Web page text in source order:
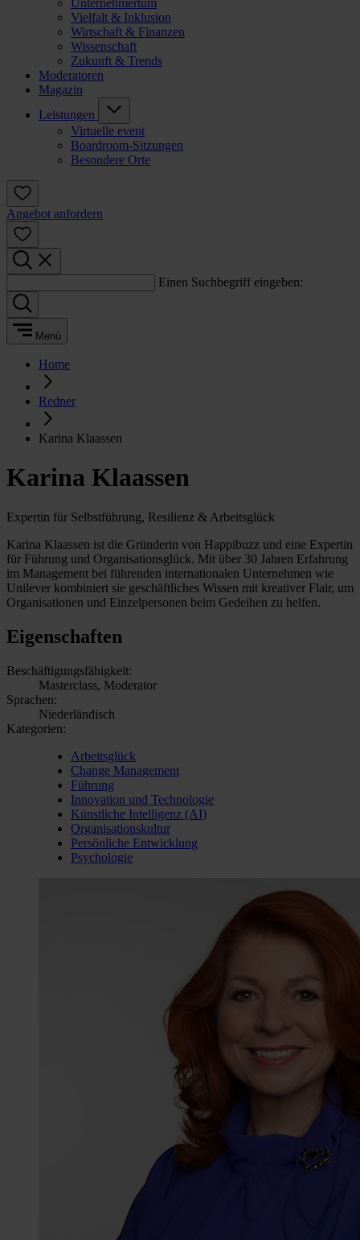
Unternehmertum
Vielfalt & Inklusion
Wirtschaft & Finanzen
Wissenschaft
Zukunft & Trends
Moderatoren
Magazin
Leistungen
Virtuelle event
Boardroom-Sitzungen
Besondere Orte
Angebot anfordern
Einen Suchbegriff eingeben:
Menü
Home
Redner
Karina Klaassen
Karina Klaassen
Expertin für Selbstführung, Resilienz & Arbeitsglück
Karina Klaassen ist die Gründerin von Happibuzz und eine Expertin
für Führung und Organisationsglück. Mit über 30 Jahren Erfahrung
im Management bei führenden internationalen Unternehmen wie
Unilever kombiniert sie geschäftliches Wissen mit kreativer Flair, um
Organisationen und Einzelpersonen beim Gedeihen zu helfen.
Eigenschaften
Beschäftigungsfähigkeit:
Masterclass, Moderator
Sprachen:
Niederländisch
Kategorien:
Arbeitsglück
Change Management
Führung
Innovation und Technologie
Künstliche Intelligenz (AI)
Organisationskultur
Persönliche Entwicklung
Psychologie